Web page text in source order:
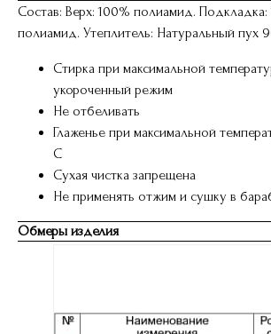
Состав: Верх: 100% полиамид. Подкладка:
полиамид. Утеплитель: Натуральный пух
Стирка при максимальной
укороченный режим
Не отбеливать
Глаженье при максимальной
С
Сухая чистка запрещена
Не применять отжим и сушку в
Обмеры изделия